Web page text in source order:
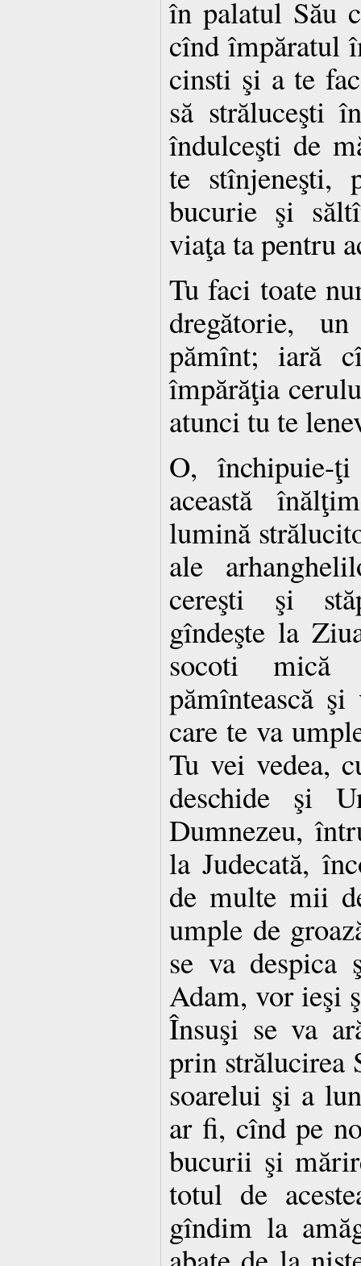
în palatul Său
cînd împăratul
cinsti şi a te
să străluceşti
îndulceşti de
te stînjeneşti,
bucurie şi
viaţa ta pentru
Tu faci toate
dregătorie,
pămînt; iară
împărăţia
atunci tu te
O, închipuie-
această
lumină
ale
cereşti şi
gîndeşte la
socoti mică
pămîntească
care te va
Tu vei vedea,
deschide şi
Dumnezeu,
la Judecată,
de multe mii
umple de
se va
Adam, vor ieşi
Însuşi se va
prin strălucirea
soarelui şi a
ar fi, cînd pe
bucurii şi
totul de
gîndim la